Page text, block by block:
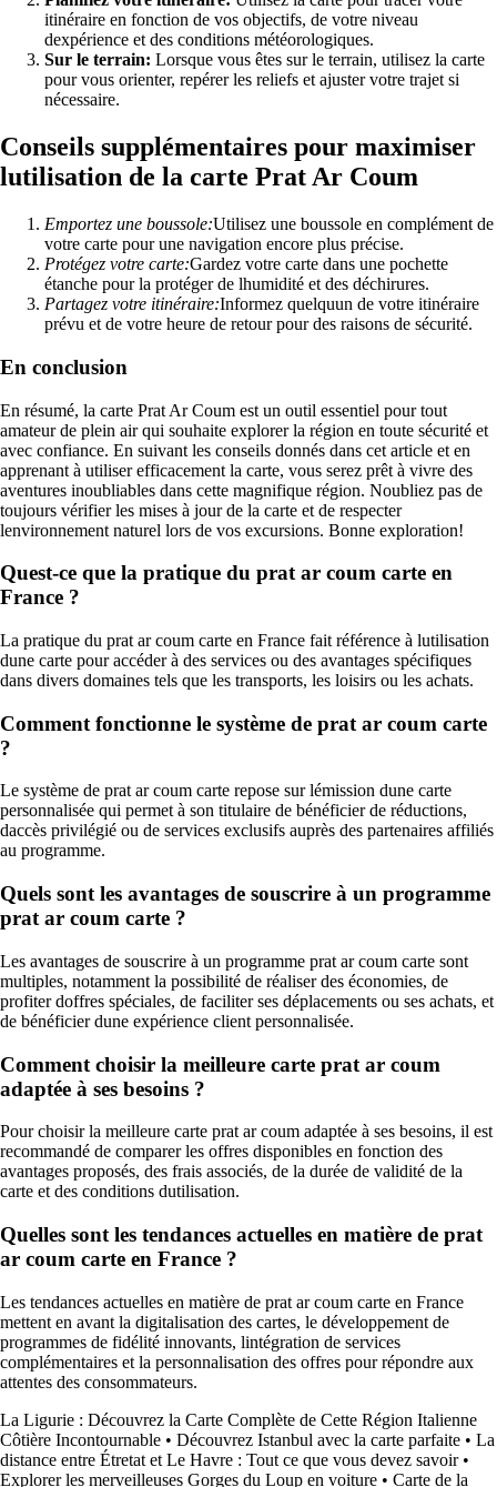
itinéraire en fonction de vos objectifs, de votre niveau
dexpérience et des conditions météorologiques.
Sur le terrain: Lorsque vous êtes sur le terrain, utilisez la carte
pour vous orienter, repérer les reliefs et ajuster votre trajet si
nécessaire.
Conseils supplémentaires pour maximiser
lutilisation de la carte Prat Ar Coum
Emportez une boussole:Utilisez une boussole en complément de
votre carte pour une navigation encore plus précise.
Protégez votre carte:Gardez votre carte dans une pochette
étanche pour la protéger de lhumidité et des déchirures.
Partagez votre itinéraire:Informez quelquun de votre itinéraire
prévu et de votre heure de retour pour des raisons de sécurité.
En conclusion
En résumé, la carte Prat Ar Coum est un outil essentiel pour tout
amateur de plein air qui souhaite explorer la région en toute sécurité et
avec confiance. En suivant les conseils donnés dans cet article et en
apprenant à utiliser efficacement la carte, vous serez prêt à vivre des
aventures inoubliables dans cette magnifique région. Noubliez pas de
toujours vérifier les mises à jour de la carte et de respecter
lenvironnement naturel lors de vos excursions. Bonne exploration!
Quest-ce que la pratique du prat ar coum carte en
France ?
La pratique du prat ar coum carte en France fait référence à lutilisation
dune carte pour accéder à des services ou des avantages spécifiques
dans divers domaines tels que les transports, les loisirs ou les achats.
Comment fonctionne le système de prat ar coum carte
?
Le système de prat ar coum carte repose sur lémission dune carte
personnalisée qui permet à son titulaire de bénéficier de réductions,
daccès privilégié ou de services exclusifs auprès des partenaires affiliés
au programme.
Quels sont les avantages de souscrire à un programme
prat ar coum carte ?
Les avantages de souscrire à un programme prat ar coum carte sont
multiples, notamment la possibilité de réaliser des économies, de
profiter doffres spéciales, de faciliter ses déplacements ou ses achats, et
de bénéficier dune expérience client personnalisée.
Comment choisir la meilleure carte prat ar coum
adaptée à ses besoins ?
Pour choisir la meilleure carte prat ar coum adaptée à ses besoins, il est
recommandé de comparer les offres disponibles en fonction des
avantages proposés, des frais associés, de la durée de validité de la
carte et des conditions dutilisation.
Quelles sont les tendances actuelles en matière de prat
ar coum carte en France ?
Les tendances actuelles en matière de prat ar coum carte en France
mettent en avant la digitalisation des cartes, le développement de
programmes de fidélité innovants, lintégration de services
complémentaires et la personnalisation des offres pour répondre aux
attentes des consommateurs.
La Ligurie : Découvrez la Carte Complète de Cette Région Italienne
Côtière Incontournable • Découvrez Istanbul avec la carte parfaite • La
distance entre Étretat et Le Havre : Tout ce que vous devez savoir•
Explorer les merveilleuses Gorges du Loup en voiture • Carte de la